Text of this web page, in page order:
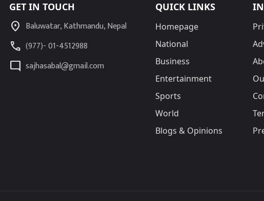
GET IN TOUCH
location_on Baluwatar, Kathmandu, Nepal
call (977)- 01-4512988
mode_comment sajhasabal@gmail.com
QUICK LINKS
Homepage
National
Business
Entertainment
Sports
World
Blogs & Opinions